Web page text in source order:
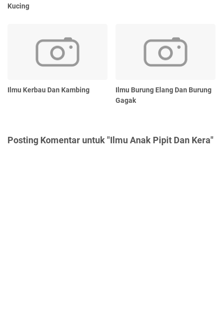
Kucing
Ilmu Kerbau Dan Kambing
Ilmu Burung Elang Dan Burung
Gagak
Posting Komentar untuk "Ilmu Anak Pipit Dan Kera"